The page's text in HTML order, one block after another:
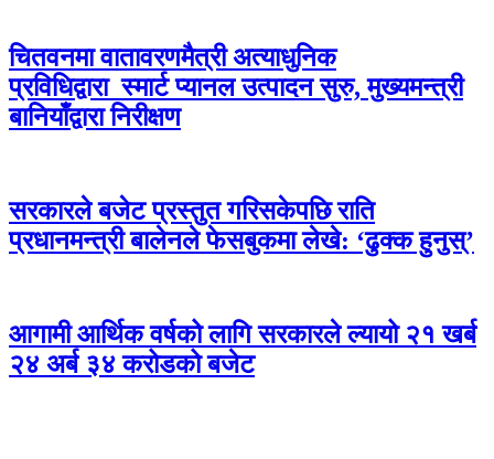
चितवनमा वातावरणमैत्री अत्याधुनिक
प्रविधिद्वारा स्मार्ट प्यानल उत्पादन सुरु, मुख्यमन्त्री
बानियाँद्वारा निरीक्षण
सरकारले बजेट प्रस्तुत गरिसकेपछि राति
प्रधानमन्त्री बालेनले फेसबुकमा लेखे: ‘ढुक्क हुनुस्’
आगामी आर्थिक वर्षको लागि सरकारले ल्यायो २१ खर्ब
२४ अर्ब ३४ करोडको बजेट